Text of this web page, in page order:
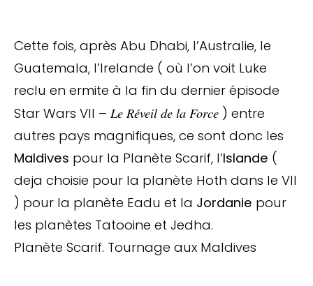
Cette fois, après Abu Dhabi, l’Australie, le
Guatemala, l’Irelande ( où l’on voit Luke
reclu en ermite à la fin du dernier épisode
Star Wars VII – Le Réveil de la Force ) entre
autres pays magnifiques, ce sont donc les
Maldives pour la Planète Scarif, l’Islande (
deja choisie pour la planète Hoth dans le VII
) pour la planète Eadu et la Jordanie pour
les planètes Tatooine et Jedha.
Planète Scarif. Tournage aux Maldives